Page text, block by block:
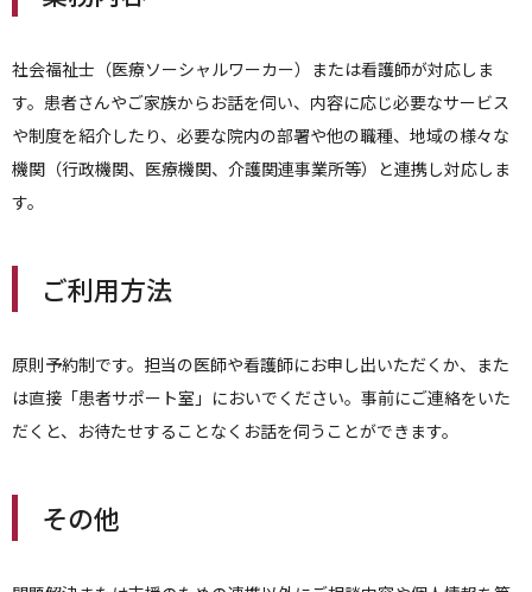
社会福祉士（医療ソーシャルワーカー）または看護師が対応しま
す。患者さんやご家族からお話を伺い、内容に応じ必要なサービス
や制度を紹介したり、必要な院内の部署や他の職種、地域の様々な
機関（行政機関、医療機関、介護関連事業所等）と連携し対応しま
す。
ご利用方法
原則予約制です。担当の医師や看護師にお申し出いただくか、また
は直接「患者サポート室」においでください。事前にご連絡をいた
だくと、お待たせすることなくお話を伺うことができます。
その他